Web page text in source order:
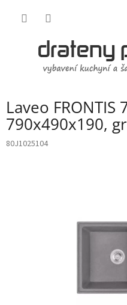
Laveo FRONTIS
790x490x190,
80J1025104